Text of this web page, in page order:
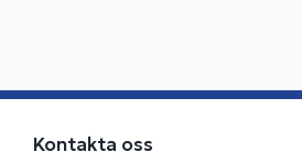
Kontakta oss